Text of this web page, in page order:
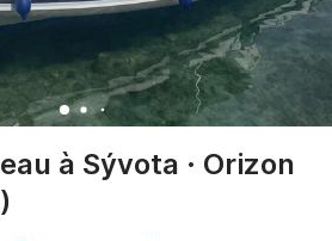
à Sývota · Orizon